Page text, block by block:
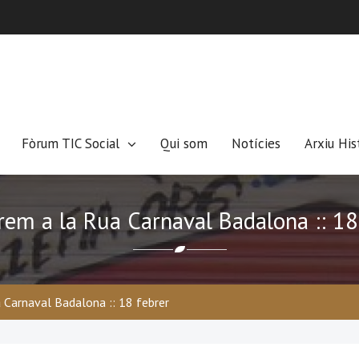
Fòrum TIC Social Qui som Notícies Arxiu
a la Rua Carnaval Badalona ::
Carnaval Badalona :: 18 febrer